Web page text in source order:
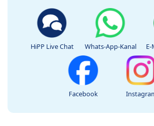
HiPP Live Chat Whats-App-Kanal
Facebook